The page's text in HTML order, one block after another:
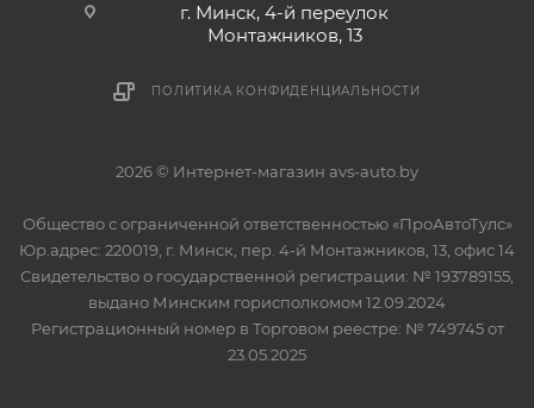
г. Минск, 4-й переулок
Монтажников, 13
ПОЛИТИКА КОНФИДЕНЦИАЛЬНОСТИ
2026 © Интернет-магазин avs-auto.by
Общество с ограниченной ответственностью «ПроАвтоТулс»
Юр.адрес: 220019, г. Минск, пер. 4-й Монтажников, 13, офис 14
Свидетельство о государственной регистрации: № 193789155,
выдано Минским горисполкомом 12.09.2024
Регистрационный номер в Торговом реестре: № 749745 от
23.05.2025